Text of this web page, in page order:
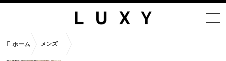
ホーム メンズ